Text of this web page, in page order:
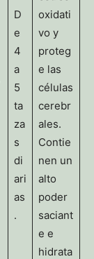
D
e
4
a
5
ta
za
s
di
ari
as
.
oxidati
vo y
proteg
e las
células
cerebr
ales.
Contie
nen un
alto
poder
saciant
e e
hidrata